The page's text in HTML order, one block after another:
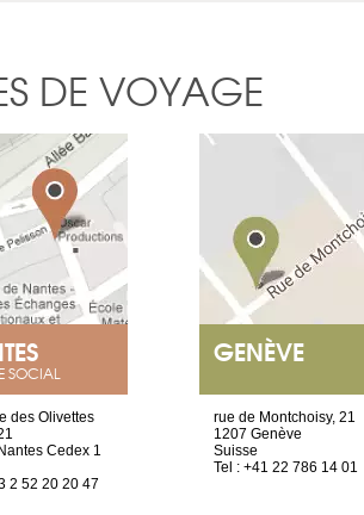
DE VOYAGE
SOCIAL
des Olivettes
Cedex 1
2 52 20 20 47
GENÈVE
rue de Montchoisy, 21
1207 Genève
Suisse
Tel : +41 22 786 14 01